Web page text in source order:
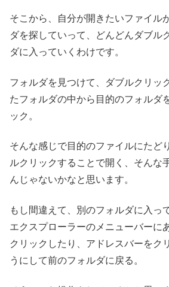
そこから、自分が開きたいファイル
ダを探していって、どんどんダブル
ダに入っていくわけです。
フォルダを見つけて、ダブルクリッ
たフォルダの中から目的のフォルダ
ック。
そんな感じで目的のファイルにたど
ルクリックすることで開く、そんな
んじゃないかなと思います。
もし間違えて、別のフォルダに入っ
エクスプローラーのメニューバーに
クリックしたり、アドレスバーをク
うにして前のフォルダに戻る。